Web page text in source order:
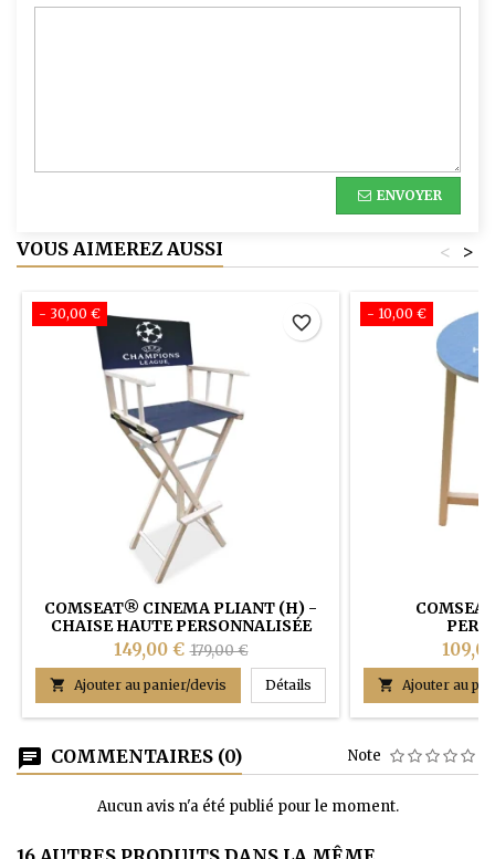
ENVOYER
VOUS AIMEREZ AUSSI >
<
- 30,00 €
COMSEAT® CINEMA PLIANT (H) -
CHAISE HAUTE PERSONNALISÉE
149,00 € 179,00 €
 Ajouter au panier/devis Détails COMSEAT® CINEMA
favorite_border - 10,00 €
 Ajouter au
COMMENTAIRES (0) Note
Aucun avis n'a été publié pour le moment.